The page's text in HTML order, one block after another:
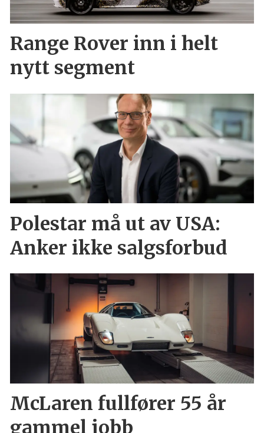
Range Rover inn i helt
nytt segment
Polestar må ut av USA:
Anker ikke salgsforbud
McLaren fullfører 55 år
gammel jobb